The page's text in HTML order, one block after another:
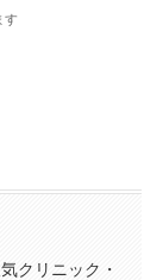
す
クリニック・